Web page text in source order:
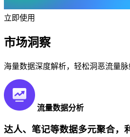
立即使用
市场洞察
海量数据深度解析，轻松洞恶流量脉
流量数据分析
达人、笔记等数据多元聚合，